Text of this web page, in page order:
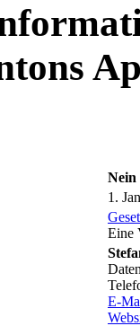
Nein
1.
Eine
E-